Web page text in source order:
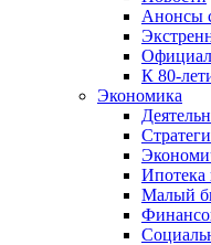
Анонсы
К 80-
Экономика
Ипотека
Малый